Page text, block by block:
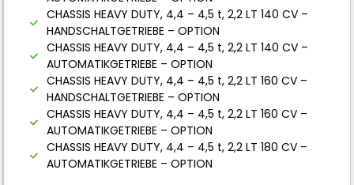
CHASSIS HEAVY DUTY, 4,4 – 4,5 t, 2,2 LT 140 CV –
HANDSCHALTGETRIEBE – OPTION
CHASSIS HEAVY DUTY, 4,4 – 4,5 t, 2,2 LT 140 CV –
AUTOMATIKGETRIEBE – OPTION
CHASSIS HEAVY DUTY, 4,4 – 4,5 t, 2,2 LT 160 CV –
HANDSCHALTGETRIEBE – OPTION
CHASSIS HEAVY DUTY, 4,4 – 4,5 t, 2,2 LT 160 CV –
AUTOMATIKGETRIEBE – OPTION
CHASSIS HEAVY DUTY, 4,4 – 4,5 t, 2,2 LT 180 CV –
AUTOMATIKGETRIEBE – OPTION